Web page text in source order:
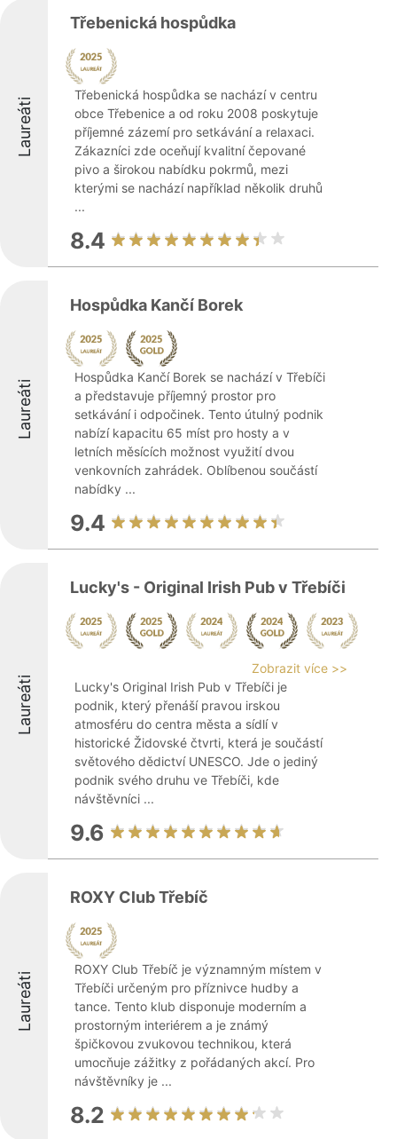
Laureáti
Třebenická hospůdka
Třebenická hospůdka se nachází v centru
obce Třebenice a od roku 2008 poskytuje
příjemné zázemí pro setkávání a relaxaci.
Zákazníci zde oceňují kvalitní čepované
pivo a širokou nabídku pokrmů, mezi
kterými se nachází například několik druhů
...
8.4
Laureáti
Hospůdka Kančí Borek
Hospůdka Kančí Borek se nachází v Třebíči
a představuje příjemný prostor pro
setkávání i odpočinek. Tento útulný podnik
nabízí kapacitu 65 míst pro hosty a v
letních měsících možnost využití dvou
venkovních zahrádek. Oblíbenou součástí
nabídky ...
9.4
Laureáti
Lucky's - Original Irish Pub v Třebíči
Zobrazit více >>
Lucky's Original Irish Pub v Třebíči je
podnik, který přenáší pravou irskou
atmosféru do centra města a sídlí v
historické Židovské čtvrti, která je součástí
světového dědictví UNESCO. Jde o jediný
podnik svého druhu ve Třebíči, kde
návštěvníci ...
9.6
Laureáti
ROXY Club Třebíč
ROXY Club Třebíč je významným místem v
Třebíči určeným pro příznivce hudby a
tance. Tento klub disponuje moderním a
prostorným interiérem a je známý
špičkovou zvukovou technikou, která
umocňuje zážitky z pořádaných akcí. Pro
návštěvníky je ...
8.2